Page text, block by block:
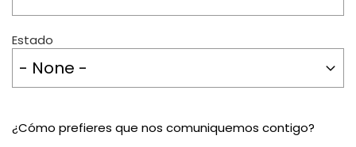
Estado
¿Cómo prefieres que nos comuniquemos contigo?